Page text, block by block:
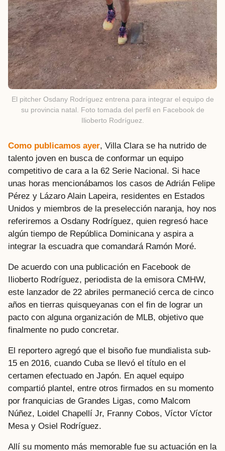
El pitcher Osdany Rodríguez entrena para integrar el equipo de
su provincia natal. Foto tomada del perfil en Facebook de
Ilioberto Rodríguez.
Como publicamos ayer, Villa Clara se ha nutrido de
talento joven en busca de conformar un equipo
competitivo de cara a la 62 Serie Nacional. Si hace
unas horas mencionábamos los casos de Adrián Felipe
Pérez y Lázaro Alain Lapeira, residentes en Estados
Unidos y miembros de la preselección naranja, hoy nos
referiremos a Osdany Rodríguez, quien regresó hace
algún tiempo de República Dominicana y aspira a
integrar la escuadra que comandará Ramón Moré.
De acuerdo con una publicación en Facebook de
Ilioberto Rodríguez, periodista de la emisora CMHW,
este lanzador de 22 abriles permaneció cerca de cinco
años en tierras quisqueyanas con el fin de lograr un
pacto con alguna organización de MLB, objetivo que
finalmente no pudo concretar.
El reportero agregó que el bisoño fue mundialista sub-
15 en 2016, cuando Cuba se llevó el título en el
certamen efectuado en Japón. En aquel equipo
compartió plantel, entre otros firmados en su momento
por franquicias de Grandes Ligas, como Malcom
Núñez, Loidel Chapellí Jr, Franny Cobos, Víctor Víctor
Mesa y Osiel Rodríguez.
Allí su momento más memorable fue su actuación en la